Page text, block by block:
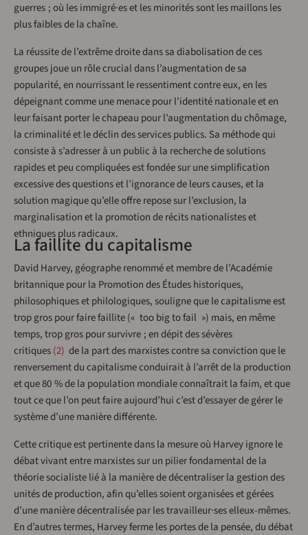
guerres ; où les immigré·es et les minorités sont les maillons les
plus faibles de la chaîne.
La réussite de l’extrême droite dans sa diabolisation de ces
groupes joue un rôle crucial dans l’augmentation de sa
popularité, en nourrissant le ressentiment contre eux, en les
dépeignant comme une menace pour l’identité nationale et en
leur faisant porter le chapeau pour l’augmentation du chômage,
la criminalité et le déclin des services publics. Sa méthode qui
consiste à s’adresser à un public à la recherche de solutions
rapides et peu compliquées est fondée sur une simplification
excessive des questions et l’ignorance de leurs causes, et la
solution magique qu’elle offre repose sur l’exclusion, la
marginalisation et la promotion de récits nationalistes et
ethniques plus radicaux.
La faillite du capitalisme
David Harvey, géographe renommé et membre de l’Académie
britannique pour la Promotion des Études historiques,
philosophiques et philologiques, souligne que le capitalisme est
trop gros pour faire faillite (« too big to fail ») mais, en même
temps, trop gros pour survivre ; en dépit des sévères
critiques 2 de la part des marxistes contre sa conviction que le
renversement du capitalisme conduirait à l’arrêt de la production
et que 80 % de la population mondiale connaîtrait la faim, et que
tout ce que l’on peut faire aujourd’hui c’est d’essayer de gérer le
système d’une manière différente.
Cette critique est pertinente dans la mesure où Harvey ignore le
débat vivant entre marxistes sur un pilier fondamental de la
théorie socialiste lié à la manière de décentraliser la gestion des
unités de production, afin qu’elles soient organisées et gérées
d’une manière décentralisée par les travailleur·ses elleux-mêmes.
En d’autres termes, Harvey ferme les portes de la pensée, du débat